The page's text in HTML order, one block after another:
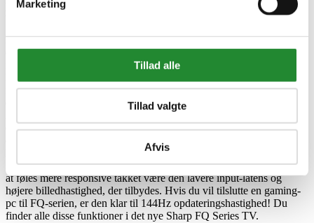
Marketing
Tillad alle
Tillad valgte
Afvis
inputlag og 144Hz Gaming Engine
Alle fire HDMI-porte på det nye Sharp FQ-serie TV er udstyret med
den nyeste og hurtigste HDMI-standard, så du kan nyde alle
fordelene fra de nyeste video- og lydforbindelser samt pc'er og
feedback-funktionalitet, som er vigtig for tilslutning til soundbars
eller forstærkere, der afkoder Dolby Atmos eller dts:X-surroundlyd.
ALLM-funktionen skifter TV'et til lav latenstilstand ved at
deaktivere alle efterbehandlingsfunktioner, når du tilslutter en konsol
eller pc. Moderne konsoller (XBOX Series X og PS5) kan tilsluttes
FQ-serien via 120Hz HDMI-indgang. At køre spil med 120 fps får
ikke kun spil til at se silkeblødt ud i bevægelse, men får også spil til
at føles mere responsive takket være den lavere input-latens og
højere billedhastighed, der tilbydes. Hvis du vil tilslutte en gaming-
pc til FQ-serien, er den klar til 144Hz opdateringshastighed! Du
finder alle disse funktioner i det nye Sharp FQ Series TV.